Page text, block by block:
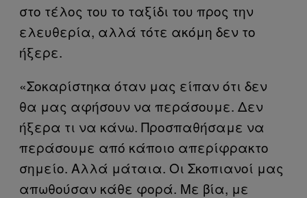
στο τέλος του το ταξίδι του προς την
ελευθερία, αλλά τότε ακόμη δεν το
ήξερε.
«Σοκαρίστηκα όταν μας είπαν ότι δεν
θα μας αφήσουν να περάσουμε. Δεν
ήξερα τι να κάνω. Προσπαθήσαμε να
περάσουμε από κάποιο απερίφρακτο
σημείο. Αλλά μάταια. Οι Σκοπιανοί μας
απωθούσαν κάθε φορά. Με βία, με